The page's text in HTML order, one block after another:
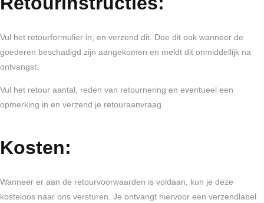
Vul het retourformulier in, en verzend dit. Doe dit ook wanneer de
goederen beschadigd zijn aangekomen en meldt dit onmiddellijk na
ontvangst.
Vul het retour aantal, reden van retournering en eventueel een
opmerking in en verzend je retouraanvraag
Kosten:
Wanneer er aan de retourvoorwaarden is voldaan, kun je deze
kosteloos naar ons versturen. Je ontvangt hiervoor een verzendlabel